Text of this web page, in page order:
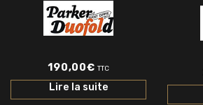
190,00€ TTC
Lire la suite